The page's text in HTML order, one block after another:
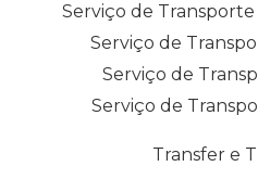
Serviço de
Serviço de
Serviço de
Serviço de
Transfer e